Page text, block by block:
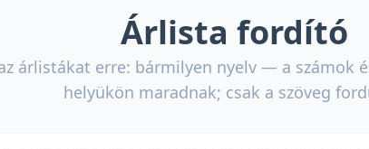
Árlista fordító
árlistákat erre: bármilyen nyelv — a számok
helyükön maradnak; csak a szöveg